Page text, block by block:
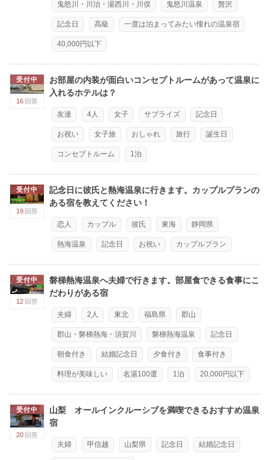
鬼怒川・川治・湯西川・川俣 鬼怒川温泉 贅沢
記念日 高級 一度は泊まってみたい憧れの温泉宿
40,000円以下
受付中
16 回答
お部屋の内装が面白いコンセプトルームがあって温泉に
入れるホテルは？
友達 4人 女子 サプライズ 記念日
お祝い 女子旅 おしゃれ 旅行 誕生日
コンセプトルーム 1泊
受付中
19 回答
記念日に彼氏と熱海温泉に行きます。カップルプランの
ある宿を教えてください！
恋人 カップル 彼氏 東海 静岡県
熱海温泉 記念日 お祝い カップルプラン
受付中
12 回答
磐梯熱海温泉へ夫婦で行きます。部屋食できる食事にこ
だわりがある宿
夫婦 2人 東北 福島県 郡山
郡山・磐梯熱海・須賀川 磐梯熱海温泉 記念日
朝食付き 結婚記念日 夕食付き 食事付き
料理が美味しい 名湯100選 1泊 20,000円以下
受付中
20 回答
山梨 オールインクルーシブを満喫できるおすすめ温泉
宿
夫婦 甲信越 山梨県 記念日 結婚記念日